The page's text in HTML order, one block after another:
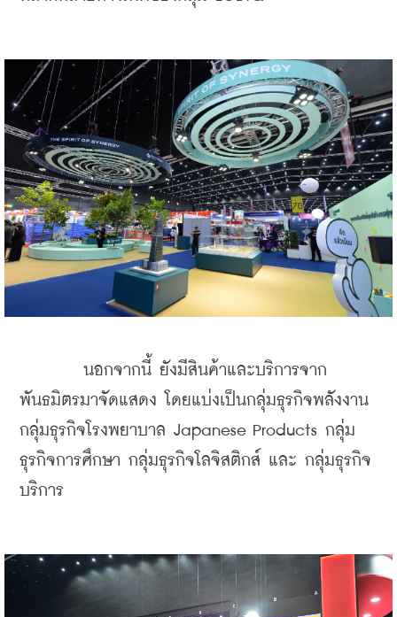
นอกจากนี้ ยังมีสินค้าและบริการจาก
พันธมิตรมาจัดแสดง โดยแบ่งเป็นกลุ่มธุรกิจพลังงาน
กลุ่มธุรกิจโรงพยาบาล Japanese Products กลุ่ม
ธุรกิจการศึกษา กลุ่มธุรกิจโลจิสติกส์ และ กลุ่มธุรกิจ
บริการ